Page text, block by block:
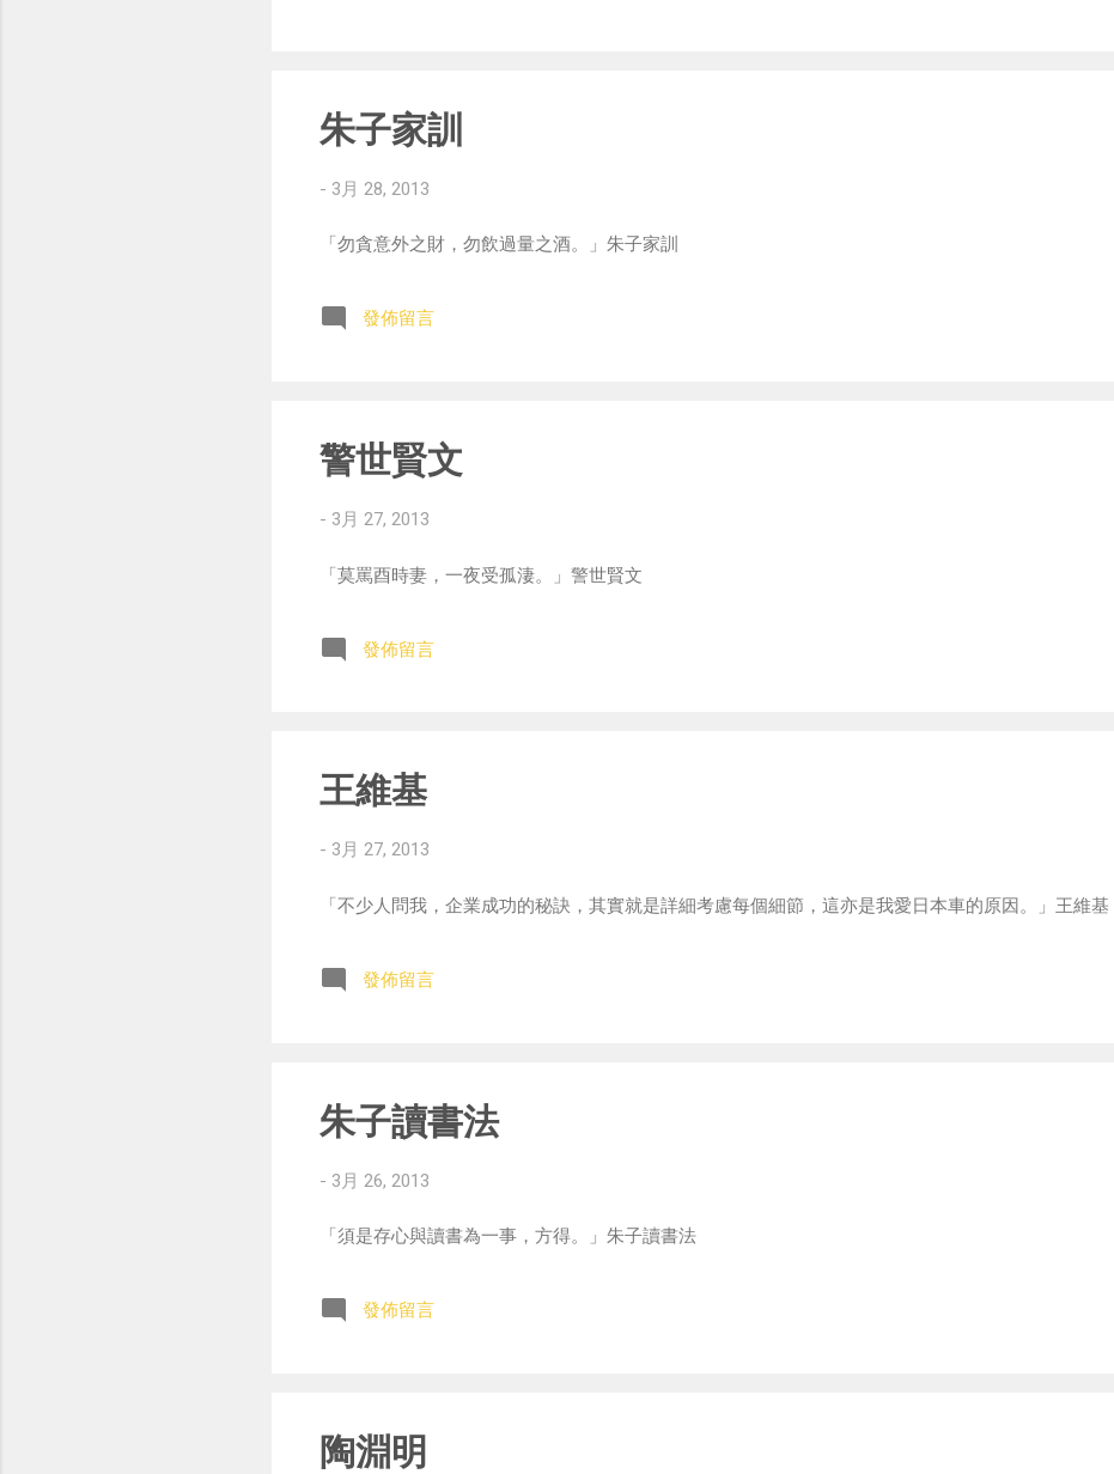
朱子家訓
- 3月 28, 2013
「勿貪意外之財，勿飲過量之酒。」朱子家訓
發佈留言
警世賢文
- 3月 27, 2013
「莫罵酉時妻，一夜受孤淒。」警世賢文
發佈留言
王維基
- 3月 27, 2013
「不少人問我，企業成功的秘訣，其實就是詳細考慮每個細節，這亦是我愛日本車的原因。」王維基
發佈留言
朱子讀書法
- 3月 26, 2013
「須是存心與讀書為一事，方得。」朱子讀書法
發佈留言
陶淵明